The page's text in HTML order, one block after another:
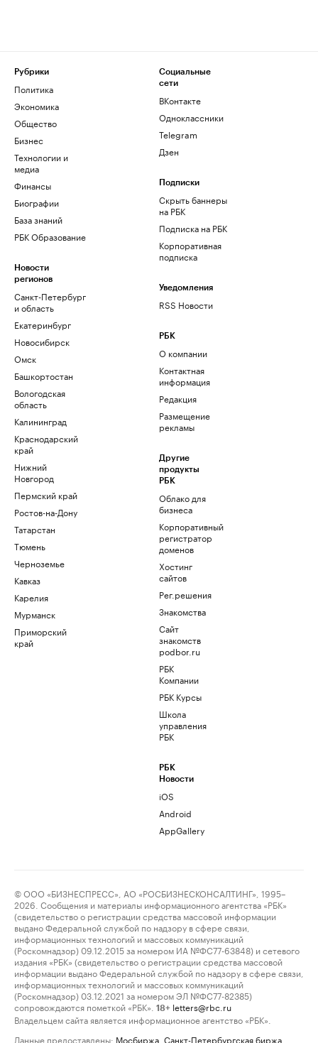
Рубрики
Политика
Экономика
Общество
Бизнес
Технологии и
медиа
Финансы
Биографии
База знаний
РБК Образование
Новости
регионов
Санкт-Петербург
и область
Екатеринбург
Новосибирск
Омск
Башкортостан
Вологодская
область
Калининград
Краснодарский
край
Нижний
Новгород
Пермский край
Ростов-на-Дону
Татарстан
Тюмень
Черноземье
Кавказ
Карелия
Мурманск
Приморский
край
Социальные
сети
ВКонтакте
Одноклассники
Telegram
Дзен
Подписки
Скрыть баннеры
на РБК
Подписка на РБК
Корпоративная
подписка
Уведомления
RSS Новости
РБК
О компании
Контактная
информация
Редакция
Размещение
рекламы
Другие
продукты
РБК
Облако для
бизнеса
Корпоративный
регистратор
доменов
Хостинг
сайтов
Рег.решения
Знакомства
Сайт
знакомств
podbor.ru
РБК
Компании
РБК Курсы
Школа
управления
РБК
РБК
Новости
iOS
Android
AppGallery
© ООО «БИЗНЕСПРЕСС», АО «РОСБИЗНЕСКОНСАЛТИНГ», 1995–
2026. Сообщения и материалы информационного агентства «РБК»
(свидетельство о регистрации средства массовой информации
выдано Федеральной службой по надзору в сфере связи,
информационных технологий и массовых коммуникаций
(Роскомнадзор) 09.12.2015 за номером ИА №ФС77-63848) и сетевого
издания «РБК» (свидетельство о регистрации средства массовой
информации выдано Федеральной службой по надзору в сфере связи,
информационных технологий и массовых коммуникаций
(Роскомнадзор) 03.12.2021 за номером ЭЛ №ФС77-82385)
сопровождаются пометкой «РБК».
18+ letters@rbc.ru
Владельцем сайта является информационное агентство «РБК».
Данные предоставлены: Мосбиржа Санкт-Петербургская биржа